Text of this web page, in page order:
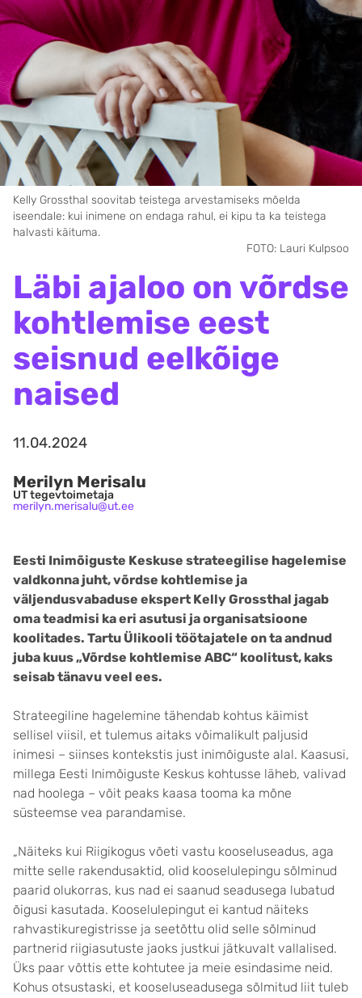
Kelly Grossthal soovitab teistega arvestamiseks mõelda
iseendale: kui inimene on endaga rahul, ei kipu ta ka teistega
halvasti käituma.
FOTO: Lauri Kulpsoo
Läbi ajaloo on võrdse
kohtlemise eest
seisnud eelkõige
naised
11.04.2024
Merilyn Merisalu
UT tegevtoimetaja
merilyn.merisalu@ut.ee
Eesti Inimõiguste Keskuse strateegilise hagelemise
valdkonna juht, võrdse kohtlemise ja
väljendusvabaduse ekspert Kelly Grossthal jagab
oma teadmisi ka eri asutusi ja organisatsioone
koolitades. Tartu Ülikooli töötajatele on ta andnud
juba kuus „Võrdse kohtlemise ABC“ koolitust, kaks
seisab tänavu veel ees.
Strateegiline hagelemine tähendab kohtus käimist
sellisel viisil, et tulemus aitaks võimalikult paljusid
inimesi – siinses kontekstis just inimõiguste alal. Kaasusi,
millega Eesti Inimõiguste Keskus kohtusse läheb, valivad
nad hoolega – võit peaks kaasa tooma ka mõne
süsteemse vea parandamise.
„Näiteks kui Riigikogus võeti vastu kooseluseadus, aga
mitte selle rakendusaktid, olid kooselulepingu sõlminud
paarid olukorras, kus nad ei saanud seadusega lubatud
õigusi kasutada. Kooselulepingut ei kantud näiteks
rahvastikuregistrisse ja seetõttu olid selle sõlminud
partnerid riigiasutuste jaoks justkui jätkuvalt vallalised.
Üks paar võttis ette kohtutee ja meie esindasime neid.
Kohus otsustaski, et kooseluseadusega sõlmitud liit tuleb